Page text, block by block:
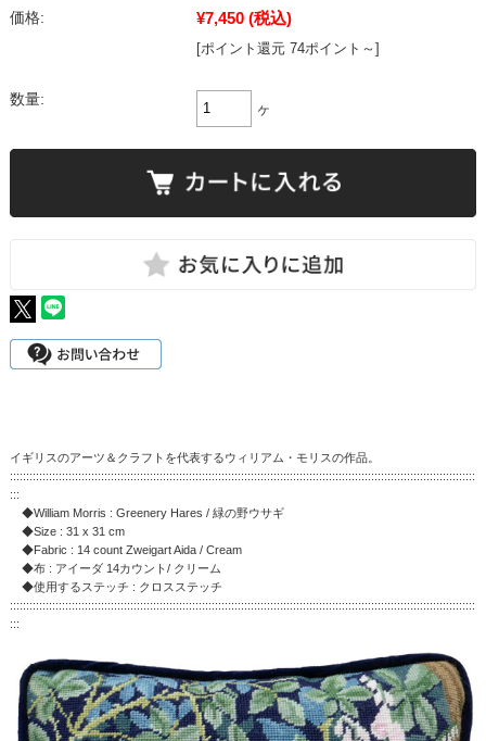
価格: ¥7,450 (税込)
[ポイント還元 74ポイント～]
数量:
ヶ
イギリスのアーツ＆クラフトを代表するウィリアム・モリスの作品。
:::::::::::::::::::::::::::::::::::::::::::::::::::::::::::::::::::::::::::::::::::::::::::::::::::::::::::::::::::::::::::::::::::::::::::::::
:::
◆William Morris : Greenery Hares / 緑の野ウサギ
◆Size : 31 x 31 cm
◆Fabric : 14 count Zweigart Aida / Cream
◆布 : アイーダ 14カウント/ クリーム
◆使用するステッチ : クロスステッチ
:::::::::::::::::::::::::::::::::::::::::::::::::::::::::::::::::::::::::::::::::::::::::::::::::::::::::::::::::::::::::::::::::::::::::::::::
:::